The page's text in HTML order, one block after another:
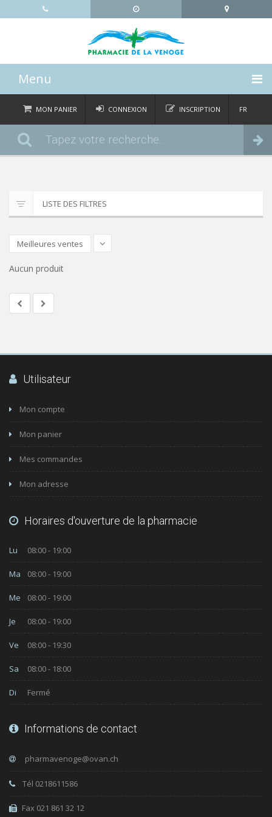
Menu
ACCUEIL
CATÉGORIES
CONTACT
MON PANIER
Commander
CONNEXION INSCRIPTION FR
LISTE DES FILTRES
Meilleures ventes
Aucun produit
Utilisateur
Mon compte
Mon panier
Mes commandes
Mon adresse
Horaires d'ouverture de la pharmacie
Lu 08:00 - 19:00
Ma 08:00 - 19:00
Me 08:00 - 19:00
Je 08:00 - 19:00
Ve 08:00 - 19:30
Sa 08:00 - 18:00
Di Fermé
Informations de contact
Tél 0218611586
Fax 021 861 32 12